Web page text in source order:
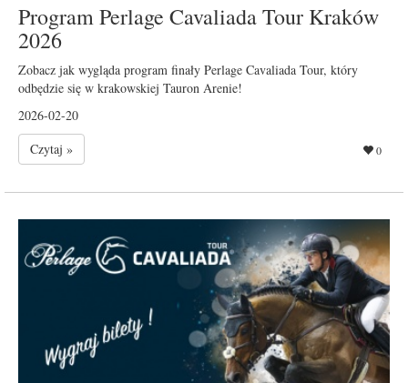
Program Perlage Cavaliada Tour Kraków
2026
Zobacz jak wygląda program finały Perlage Cavaliada Tour, który
odbędzie się w krakowskiej Tauron Arenie!
2026-02-20
Czytaj »
0